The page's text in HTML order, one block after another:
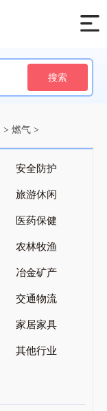
搜索
> 燃气 >
安全防护
旅游休闲
医药保健
农林牧渔
冶金矿产
交通物流
家居家具
其他行业